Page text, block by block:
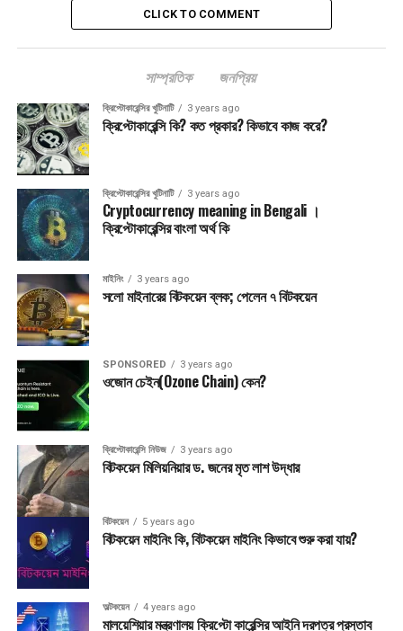
Post Views: 2,903
UP NEXT
বর্তমান “বুলিশ মুভমেন্টের” কারন কি ?
গুরুত্বপূর্ণ
দেউলিয়া সেলসিয়াস নেটওয়ার্ক | অর্থ ফেরত পাবে যারা
CLICK TO COMMENT
সাম্প্রতিক জনপ্রিয়
ক্রিপ্টোকারেন্সির খুটিনাটি 3 years ago
ক্রিপ্টোকারেন্সি কি? কত প্রকার? কিভাবে কাজ করে?
ক্রিপ্টোকারেন্সির খুটিনাটি 3 years ago
Cryptocurrency meaning in Bengali ।
ক্রিপ্টোকারেন্সির বাংলা অর্থ কি
মাইনিং 3 years ago
সলো মাইনারের বিটকয়েন ব্লক; পেলেন ৭ বিটকয়েন
SPONSORED 3 years ago
ওজোন চেইন(Ozone Chain) কেন?
ক্রিপ্টোকারেন্সি নিউজ 3 years ago
বিটকয়েন মিলিয়নিয়ার ড. জনের মৃত লাশ উদ্ধার
বিটকয়েন 5 years ago
বিটকয়েন মাইনিং কি, বিটকয়েন মাইনিং কিভাবে শুরু করা যায়?
অল্টকয়েন 4 years ago
মালয়েশিয়ার মন্ত্রণালয় ক্রিপ্টো কারেন্সির আইনি দরপত্র প্রস্তাব